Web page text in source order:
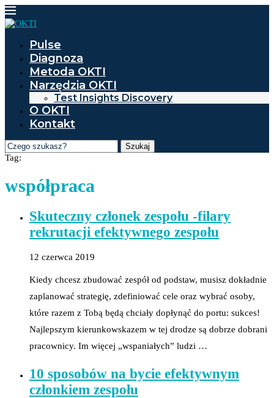
Pulse
Diagnoza
Metoda OKTI
Narzędzia OKTI
Test Insights Discovery
O OKTI
Kontakt
Szukaj
Tag:
współpraca
Skuteczny członek zespołu -filary
rekrutacji efektywnego zespołu
12 czerwca 2019
Kiedy chcesz zbudować zespół od podstaw, musisz dokładnie
zaplanować strategię, zdefiniować cele oraz wybrać osoby,
które razem z Tobą będą chciały dopłynąć do portu: sukces!
Najlepszym kierunkowskazem w tej drodze są dobrze dobrani
pracownicy. Im więcej „wspaniałych” ludzi …
10 sposobów na bycie efektywnym
członkiem zespołu